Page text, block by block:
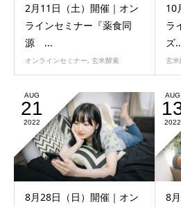
2月11日（土）開催｜オン
ラインセミナー『薬食同
源 ...
オンラインセミナー, 玄米酵素
10
ラ
ズ
玄
AUG
21
2022
8月28日（日）開催｜オン
AUG
2022
8